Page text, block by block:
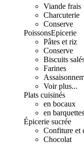
Viande frais
Charcuterie
Conserve
PoissonsEpicerie
Pâtes et riz
Conserve
Biscuits
Farines
Voir plus...
Plats cuisinés
en bocaux
en
Épicerie sucrée
Confiture et
Chocolat